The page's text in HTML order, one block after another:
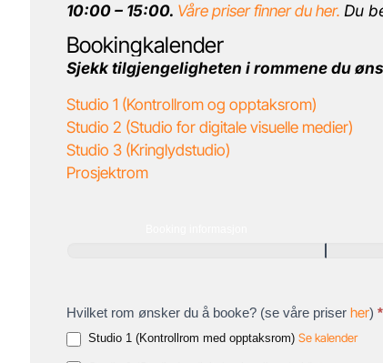
10:00 – 15:00. Våre priser finner du her. Du
Bookingkalender
Sjekk tilgjengeligheten i rommene du
Studio 1 (Kontrollrom og opptaksrom)
Studio 2 (Studio for digitale visuelle medier)
Studio 3 (Kringlydstudio)
Prosjektrom
Hvilket rom ønsker du å booke? (se våre priser her) *
Studio 1 (Kontrollrom med opptaksrom) Se kalender